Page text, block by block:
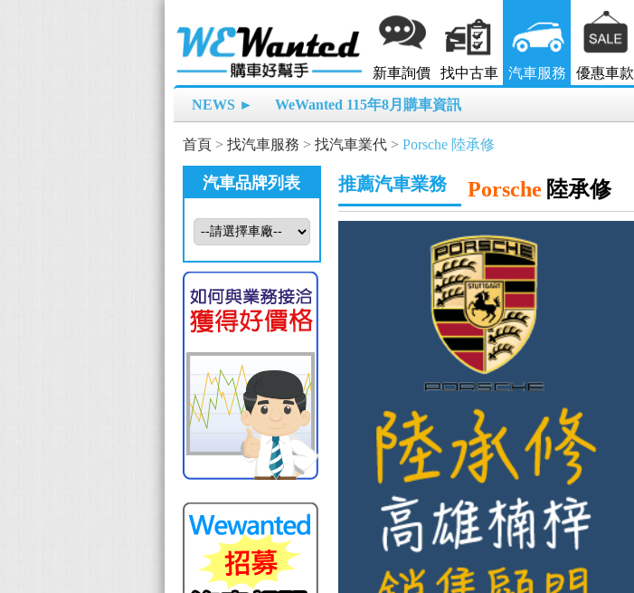
新車詢價 找中古車 汽車服務 優惠車款
NEWS ► WeWanted 115年8月購車資訊
首頁 > 找汽車服務 > 找汽車業代 > Porsche 陸承修
汽車品牌列表 推薦汽車業務 Porsche 陸承修